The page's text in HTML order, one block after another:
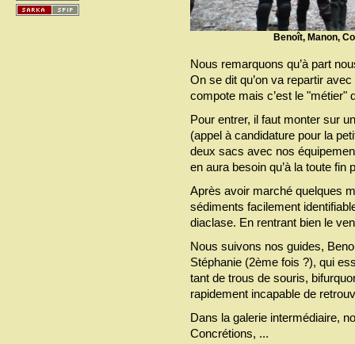
Benoît, Manon,
Nous remarquons qu’à part
On se dit qu’on va repartir
compote mais c’est le "métier"
Pour entrer, il faut monter sur
(appel à candidature pour la
deux sacs avec nos
en aura besoin qu’à la toute fin
Après avoir marché quelques
sédiments facilement
diaclase. En rentrant bien le
Nous suivons nos guides,
Stéphanie (2ème fois ?), qui
tant de trous de souris,
rapidement incapable de
Dans la galerie intermédiaire,
Concrétions, ...